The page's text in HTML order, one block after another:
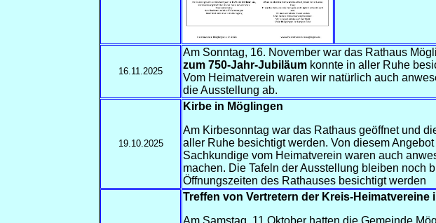
16.11.2025
Am Sonntag, 16. November war das Rathaus
zum 750-Jahr-Jubiläum konnte in aller Ruhe
Vom Heimatverein waren wir natürlich auch
die Ausstellung ab.
19.10.2025
Kirbe in Möglingen
Am Kirbesonntag war das Rathaus geöffnet und
aller Ruhe besichtigt werden. Von diesem
Sachkundige vom Heimatverein waren auch
machen. Die Tafeln der Ausstellung bleiben noch
Öffnungszeiten des Rathauses besichtigt werden
Treffen von Vertretern der Kreis-Heimatvereine
Am Samstag, 11.Oktober hatten die Gemeinde